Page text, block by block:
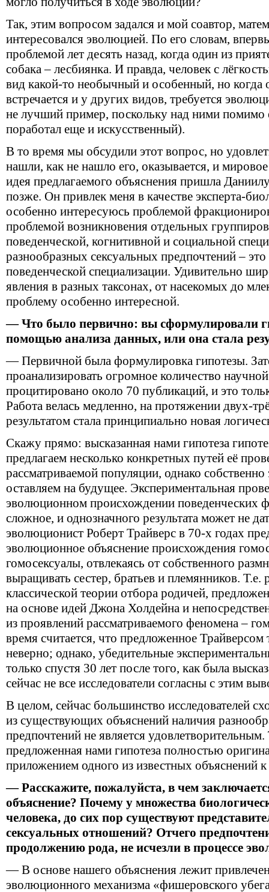
Так, этим вопросом задался и мой соавтор,
интересовался эволюцией. По его словам,
проблемой лет десять назад, когда один из
собака – лесбиянка. И правда, человек с
вид какой-то необычный и особенный, но когда
встречается и у других видов, требуется
не лучший пример, поскольку над ними помимо
поработал еще и искусственный).
В то время мы обсудили этот вопрос, но
нашли, как не нашло его, оказывается, и
идея предлагаемого объяснения пришла
позже. Он привлек меня в качестве эксперта-
особенно интересуюсь проблемой
проблемой возникновения отдельных
поведенческой, когнитивной и социальной
разнообразных сексуальных предпочтений –
поведенческой специализации. Удивительно
явления в разных таксонах, от насекомых до
проблему особенно интересной.
— Что было первично: вы сформулировали
помощью анализа данных, или она стала
— Первичной была формулировка гипотезы.
проанализировать огромное количество
процитировано около 70 публикаций, и это
Работа велась медленно, на протяжении двух-
результатом стала принципиально новая
Скажу прямо: высказанная нами гипотеза
предлагаем несколько конкретных путей её
рассматриваемой популяции, однако
оставляем на будущее. Экспериментальная
эволюционном происхождении поведенческих
сложное, и однозначного результата может не
эволюционист Роберт Трайверс в 70-х годах
эволюционное объяснение происхождения
гомосексуалы, отвлекаясь от собственного
выращивать сестер, братьев и племянников. Т.е.
классической теории отбора родичей,
на основе идей Джона Холдейна и
из проявлений рассматриваемого феномена –
время считается, что предложенное Трайверсом
неверно; однако, убедительные
только спустя 30 лет после того, как была
сейчас не все исследователи согласны с этим
В целом, сейчас большинство исследователей
из существующих объяснений наличия
предпочтений не является
предложенная нами гипотеза полностью
приложением одного из известных объяснений
— Расскажите, пожалуйста, в чем
объяснение? Почему у множества
человека, до сих пор существуют
сексуальных отношений? Отчего
продолжению рода, не исчезли в процессе
— В основе нашего объяснения лежит
эволюционного механизма «фишеровского